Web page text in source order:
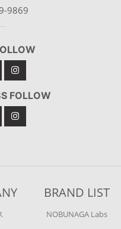
9869
FOLLOW
BRAND LIST
NOBUNAGA Labs